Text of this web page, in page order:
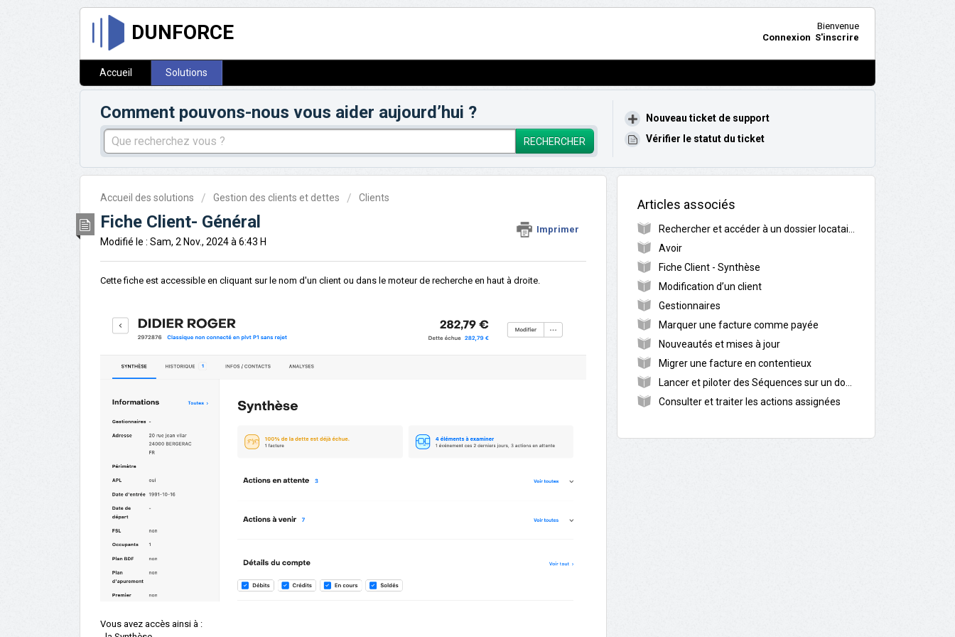
DUNFORCE
Bienvenue
Connexion S'inscrire
Accueil Solutions
Comment pouvons-nous vous aider aujourd’hui ?
RECHERCHER
Nouveau ticket de support
Vérifier le statut du ticket
Accueil des solutions Gestion des clients et dettes Clients
Fiche Client- Général Imprimer
Modifié le : Sam, 2 Nov., 2024 à 6:43 H
Cette fiche est accessible en cliquant sur le nom d'un client ou dans le moteur de recherche en haut à droite.
Vous avez accès ainsi à :
Articles associés
Rechercher et accéder à un dossier locataire
Avoir
Fiche Client - Synthèse
Modification d’un client
Gestionnaires
Marquer une facture comme payée
Nouveautés et mises à jour
Migrer une facture en contentieux
Lancer et piloter des Séquences sur un dossier
Consulter et traiter les actions assignées